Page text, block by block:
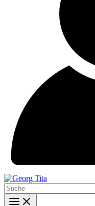
Search
for: